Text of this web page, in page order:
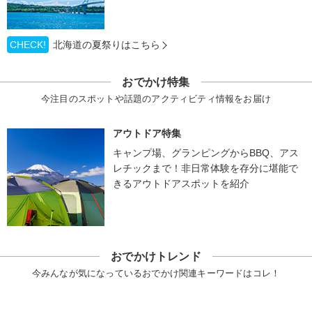
CHECK! 北海道の夏祭りはこちら
おでかけ特集
今注目のスポットや話題のアクティビティ情報をお届け
アウトドア特集
キャンプ場、グランピングからBBQ、アス
レチックまで！非日常体験を存分に堪能で
きるアウトドアスポットを紹介
おでかけトレンド
今みんなが気になっているおでかけ関連キーワードはコレ！